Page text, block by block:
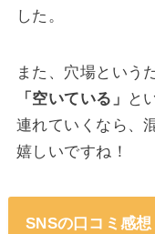
した。
また、穴場という
「空いている」 と
連れていくなら、
嬉しいですね！
SNSの口コミ感